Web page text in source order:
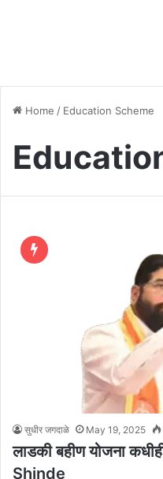
Home / Education Scheme
सुधीर जगदाळे May 19, 2025
लाडकी बहीण योजना
Shinde